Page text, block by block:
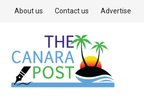
About us Contact us Advertise